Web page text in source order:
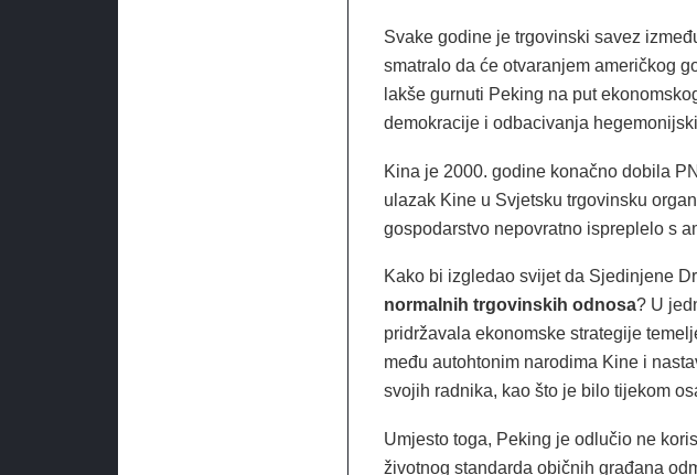
Svake godine je trgovinski savez
smatralo da će otvaranjem američkog
lakše gurnuti Peking na put
demokracije i odbacivanja
Kina je 2000. godine konačno dobila
ulazak Kine u Svjetsku trgovinsku
gospodarstvo nepovratno ispreplelo s
Kako bi izgledao svijet da Sjedinjene
normalnih trgovinskih odnosa? U
pridržavala ekonomske strategije
među autohtonim narodima Kine i
svojih radnika, kao što je bilo tijekom
Umjesto toga, Peking je odlučio ne
životnog standarda običnih građana